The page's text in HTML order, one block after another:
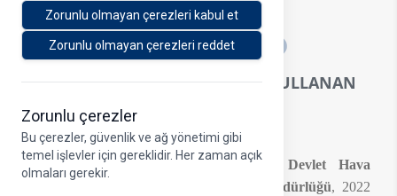
Zorunlu olmayan çerezleri kabul et
Zorunlu olmayan çerezleri reddet
Zorunlu çerezler
Bu çerezler, güvenlik ve ağ yönetimi gibi
temel işlevler için gereklidir. Her zaman açık
olmaları gerekir.
8.03.2022
A
ŞUBAT AYINDA HAVA YOLUNU KULLANAN
T.C. Ulaştırma ve Altyapı Bakanlığı Devlet Hava
Meydanları İşletmesi (DHMİ) Genel Müdürlüğü, 2022